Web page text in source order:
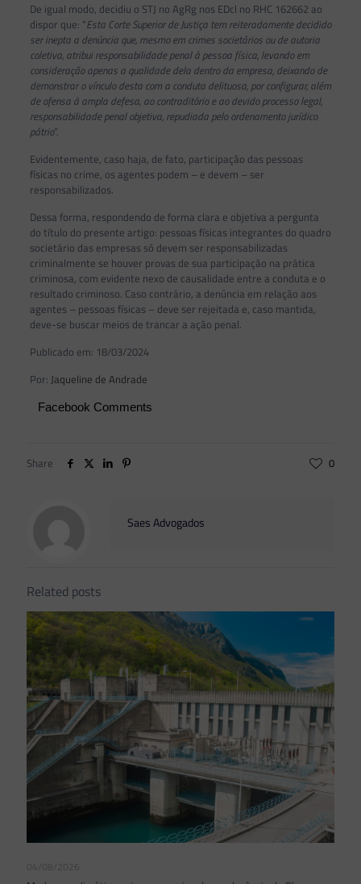
De igual modo, decidiu o STJ no AgRg nos EDcl no RHC 162662 ao
dispor que: “Esta Corte Superior de Justiça tem reiteradamente decidido
ser inepta a denúncia que, mesmo em crimes societários ou de autoria
coletiva, atribui responsabilidade penal à pessoa física, levando em
consideração apenas a qualidade dela dentro da empresa, deixando de
demonstrar o vínculo desta com a conduta delituosa, por configurar, além
de ofensa à ampla defesa, ao contraditório e ao devido processo legal,
responsabilidade penal objetiva, repudiada pelo ordenamento jurídico
pátrio”.
Evidentemente, caso haja, de fato, participação das pessoas
físicas no crime, os agentes podem – e devem – ser
responsabilizados.
Dessa forma, respondendo de forma clara e objetiva a pergunta
do título do presente artigo: pessoas físicas integrantes do quadro
societário das empresas só devem ser responsabilizadas
criminalmente se houver provas de sua participação na prática
criminosa, com evidente nexo de causalidade entre a conduta e o
resultado criminoso. Caso contrário, a denúncia em relação aos
agentes – pessoas físicas – deve ser rejeitada e, caso mantida,
deve-se buscar meios de trancar a ação penal.
Publicado em: 18/03/2024
Por: Jaqueline de Andrade
Facebook Comments
Share 0
Saes Advogados
Related posts
04/08/2026